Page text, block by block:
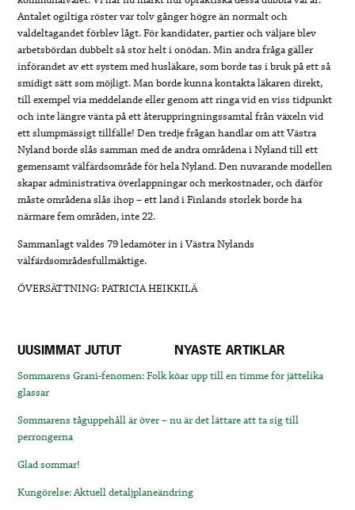
Antalet ogiltiga röster var tolv gånger högre än normalt och
valdeltagandet förblev lågt. För kandidater, partier och väljare blev
arbetsbördan dubbelt så stor helt i onödan. Min andra fråga gäller
införandet av ett system med husläkare, som borde tas i bruk på ett så
smidigt sätt som möjligt. Man borde kunna kontakta läkaren direkt,
till exempel via meddelande eller genom att ringa vid en viss tidpunkt
och inte längre vänta på ett återuppringningssamtal från växeln vid
ett slumpmässigt tillfälle! Den tredje frågan handlar om att Västra
Nyland borde slås samman med de andra områdena i Nyland till ett
gemensamt välfärdsområde för hela Nyland. Den nuvarande modellen
skapar administrativa överlappningar och merkostnader, och därför
måste områdena slås ihop – ett land i Finlands storlek borde ha
närmare fem områden, inte 22.
Sammanlagt valdes 79 ledamöter in i Västra Nylands
välfärdsområdesfullmäktige.
ÖVERSÄTTNING: PATRICIA HEIKKILÄ
UUSIMMAT JUTUT NYASTE ARTIKLAR
Sommarens Grani-fenomen: Folk köar upp till en timme för jättelika
glassar
Sommarens tåguppehåll är över – nu är det lättare att ta sig till
perrongerna
Glad sommar!
Kungörelse: Aktuell detaljplaneändring